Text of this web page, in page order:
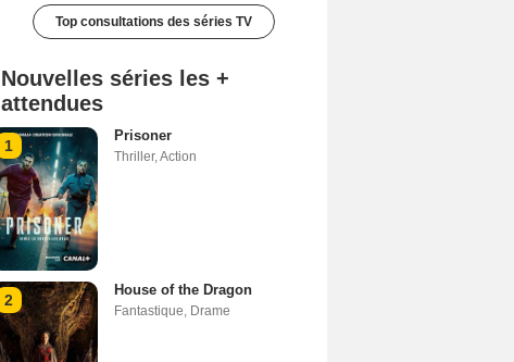
Top consultations des séries TV
Nouvelles séries les +
attendues
1
Prisoner
Thriller,Action
2
House of the Dragon
Fantastique, Drame